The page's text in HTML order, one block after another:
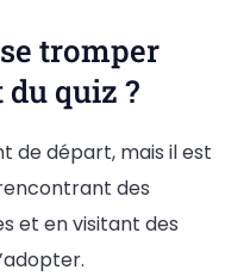
tromper
quiz ?
de départ, mais il est
des
et en visitant des